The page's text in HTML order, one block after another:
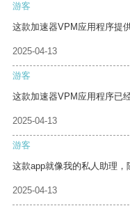
游客
这款加速器VPM应用程序提
2025-04-13
游客
这款加速器VPM应用程序已
2025-04-13
游客
这款app就像我的私人助理，
2025-04-13